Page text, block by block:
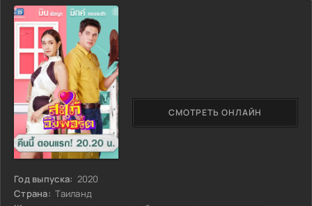
Год выпуска: 2020
Страна: Таиланд
СМОТРЕТЬ ОНЛАЙН